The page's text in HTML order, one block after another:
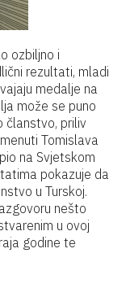
ozbiljno i
rezultati, mladi
medalje na
može se puno
članstvo, priliv
Tomislava
na Svjetskom
pokazuje da
u Turskoj.
nešto
u ovoj
godine te